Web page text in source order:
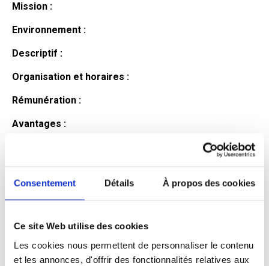
Consentement Détails À propos des cookies
Ce site Web utilise des cookies
Les cookies nous permettent de personnaliser le contenu
et les annonces, d'offrir des fonctionnalités relatives aux
Mission :
Environnement :
Descriptif :
Organisation et horaires :
Rémunération :
Avantages :
candidat
Profil recherché :